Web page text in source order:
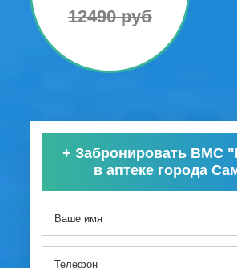
12490 руб
+ Забронировать ВМС
в аптеке города